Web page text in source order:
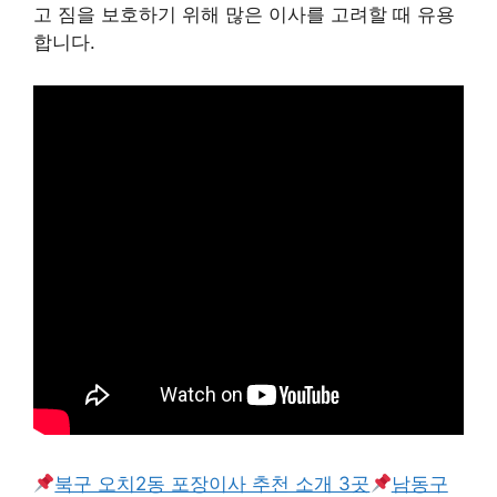
고 짐을 보호하기 위해 많은 이사를 고려할 때 유용
합니다.
북구 오치2동 포장이사 추천 소개 3곳
남동구